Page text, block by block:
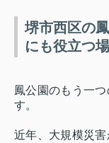
堺市西区の
にも役立つ
鳳公園のもう一
す。
近年、大規模災